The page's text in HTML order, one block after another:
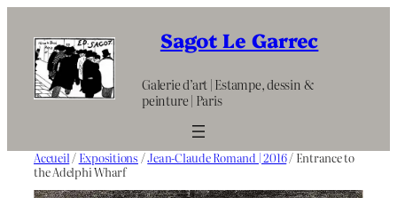
contenu
Sagot Le Garrec
Galerie d’art | Estampe, dessin &
peinture | Paris
Accueil / Expositions /Jean-Claude Romand | 2016/ Entrance to
the Adelphi Wharf